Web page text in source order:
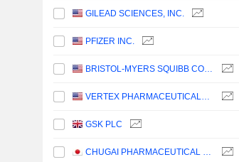
GILEAD SCIENCES, INC.
PFIZER INC.
BRISTOL-MYERS SQUIBB COMPANY
VERTEX PHARMACEUTICALS INCORPORATED
GSK PLC
CHUGAI PHARMACEUTICAL CO., LTD.